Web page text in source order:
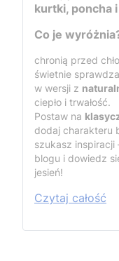
kurtki, poncha
Co je
chronią przed
świetnie
w wersji z
ciepło i trwałość.
Postaw na
dodaj charakteru
szukasz inspiracji
blogu i dowiedz
jesień!
Czytaj całość